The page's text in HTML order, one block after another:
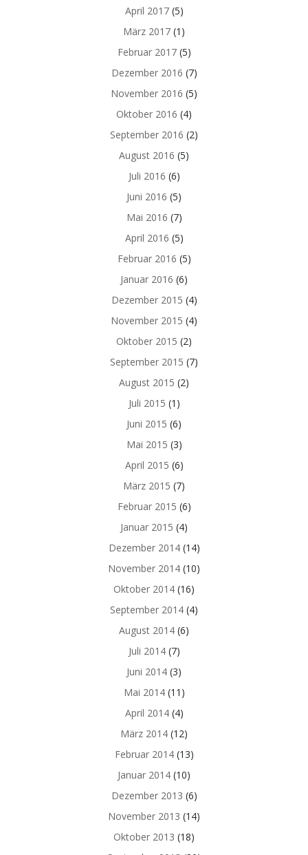
April 2017(5)
März 2017 (1)
Februar 2017(5)
Dezember 2016 (7)
November 2016 (5)
Oktober 2016 (4)
September 2016 (2)
August 2016 (5)
Juli 2016 (6)
Juni 2016 (5)
Mai 2016 (7)
April 2016 (5)
Februar 2016 (5)
Januar 2016 (6)
Dezember 2015 (4)
November 2015 (4)
Oktober 2015 (2)
September 2015 (7)
August 2015 (2)
Juli 2015 (1)
Juni 2015 (6)
Mai 2015 (3)
April 2015 (6)
März 2015 (7)
Februar 2015 (6)
Januar 2015 (4)
Dezember 2014(14)
November 2014 (10)
Oktober 2014 (16)
September 2014 (4)
August 2014 (6)
Juli 2014(7)
Juni 2014 (3)
Mai 2014(11)
April 2014(4)
März 2014 (12)
Februar 2014(13)
Januar 2014 (10)
Dezember 2013 (6)
November 2013 (14)
Oktober 2013 (18)